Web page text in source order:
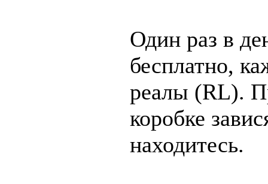
Один раз в
бесплатно,
реалы (RL).
коробке
находитесь.